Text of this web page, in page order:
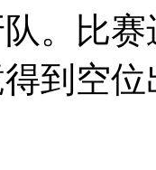
。比
到空